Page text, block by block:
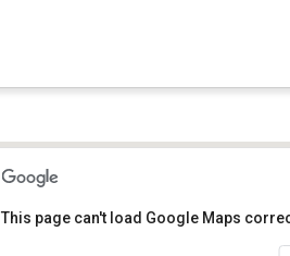
This page can't load Google Maps